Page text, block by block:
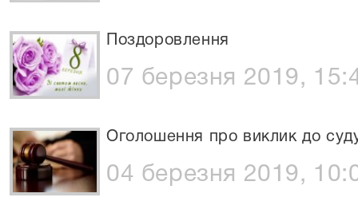
Поздоровлення
07 березня 2019,
Оголошення про виклик до
04 березня 2019,